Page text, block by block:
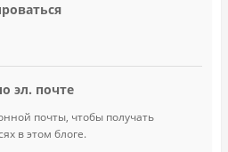
эл. почте
почты, чтобы получать
в этом блоге.